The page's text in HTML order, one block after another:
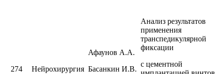
274 Нейрохирургия
Афаунов А.А.
Басанкин И.В.
Анализ результатов
применения
транспедикулярной
фиксации
с цементной